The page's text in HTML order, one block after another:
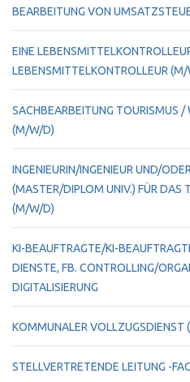
BEARBEITUNG VON
EINE
LEBENSMITTELKONTROLLEUR
SACHBEARBEITUNG TOURISMUS /
(M/W/D)
INGENIEURIN/INGENIEUR UND/
(MASTER/DIPLOM UNIV.) FÜR DAS
(M/W/D)
KI-BEAUFTRAGTE/KI-
DIENSTE, FB. CONTROLLING/
DIGITALISIERUNG
KOMMUNALER VOLLZUGSDIENST
STELLVERTRETENDE LEITUNG -